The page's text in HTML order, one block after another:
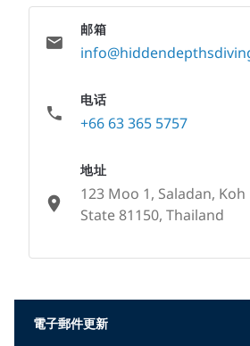
邮箱
电话
+66 63 365 5757
地址
123 Moo 1, Saladan,
State 81150, Thailand
電子郵件更新